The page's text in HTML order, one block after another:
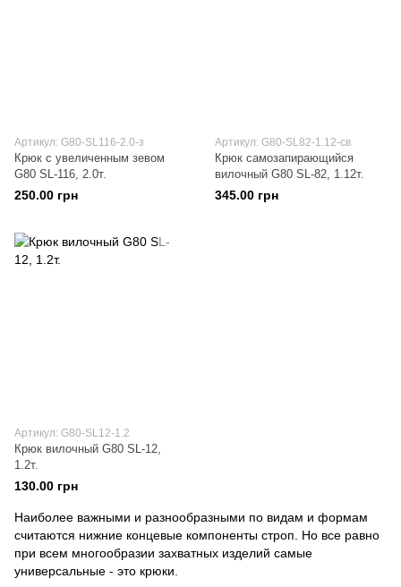
Артикул: G80-SL116-2.0-з
Крюк с увеличенным зевом
G80 SL-116, 2.0т.
250.00 грн
Артикул: G80-SL82-1.12-св
Крюк самозапирающийся
вилочный G80 SL-82, 1.12т.
345.00 грн
Артикул: G80-SL12-1.2
Крюк вилочный G80 SL-12,
1.2т.
130.00 грн
Наиболее важными и разнообразными по видам и формам
считаются нижние концевые компоненты строп. Но все равно
при всем многообразии захватных изделий самые
универсальные - это крюки.